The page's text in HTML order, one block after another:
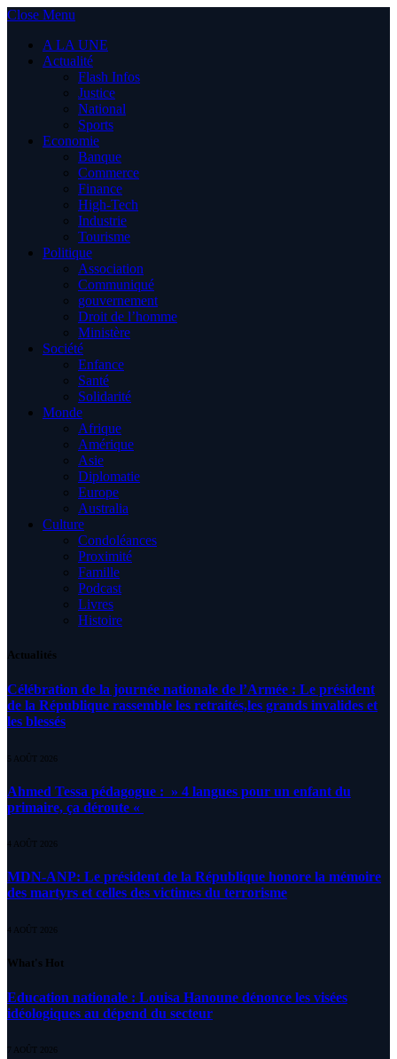
Close Menu
A LA UNE
Actualité
Flash Infos
Justice
National
Sports
Economie
Banque
Commerce
Finance
High-Tech
Industrie
Tourisme
Politique
Association
Communiqué
gouvernement
Droit de l’homme
Ministère
Société
Enfance
Santé
Solidarité
Monde
Afrique
Amérique
Asie
Diplomatie
Europe
Australia
Culture
Condoléances
Proximité
Famille
Podcast
Livres
Histoire
Actualités
Célébration de la journée nationale de l’Armée : Le président
de la République rassemble les retraités,les grands invalides et
les blessés
5 AOÛT 2026
Ahmed Tessa pédagogue : » 4 langues pour un enfant du
primaire, ça déroute «
4 AOÛT 2026
MDN-ANP: Le président de la République honore la mémoire
des martyrs et celles des victimes du terrorisme
4 AOÛT 2026
What's Hot
Education nationale : Louisa Hanoune dénonce les visées
idéologiques au dépend du secteur
7 AOÛT 2026